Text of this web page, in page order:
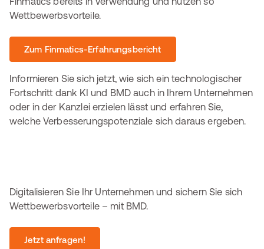
Wettbewerbsvorteile.
Zum Finmatics-Erfahrungsbericht
Informieren Sie sich jetzt, wie sich ein technologischer
Fortschritt dank KI und BMD auch in Ihrem Unternehmen
oder in der Kanzlei erzielen lässt und erfahren Sie,
welche Verbesserungspotenziale sich daraus ergeben.
Digitalisieren Sie Ihr Unternehmen und sichern Sie sich
Wettbewerbsvorteile – mit BMD.
Jetzt anfragen!